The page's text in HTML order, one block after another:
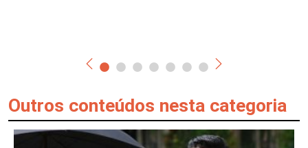
Outros conteúdos nesta categoria